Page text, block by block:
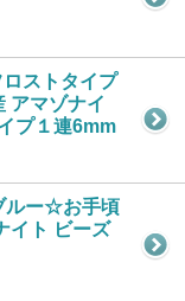
ストタイプ
マゾナイ
プ１連6mm
ルー☆お手頃
イト ビーズ